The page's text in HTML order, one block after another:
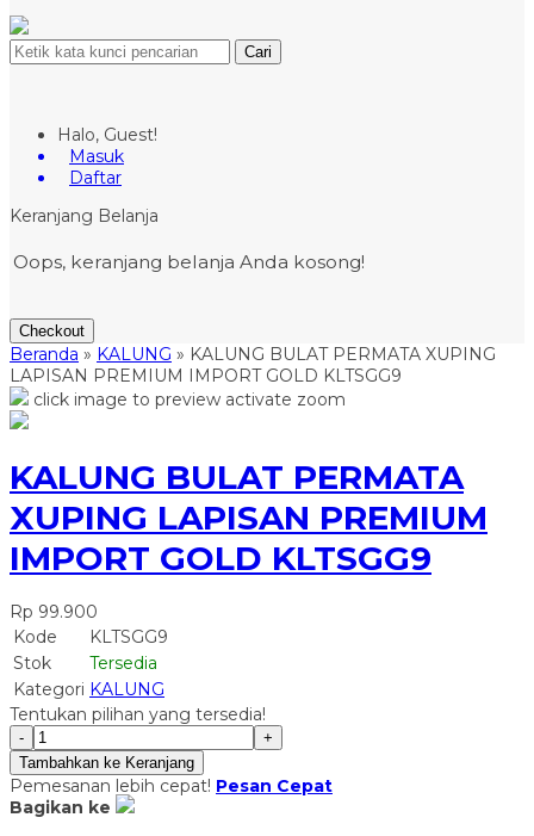
Cari
Halo, Guest!
Masuk
Daftar
Keranjang Belanja
Oops, keranjang belanja Anda kosong!
Checkout
Beranda » KALUNG » KALUNG BULAT PERMATA XUPING
LAPISAN PREMIUM IMPORT GOLD KLTSGG9
click image to preview activate zoom
KALUNG BULAT PERMATA
XUPING LAPISAN PREMIUM
IMPORT GOLD KLTSGG9
Rp 99.900
Kode
KLTSGG9
Stok
Tersedia
Kategori KALUNG
Tentukan pilihan yang tersedia!
-
+
Tambahkan ke Keranjang
Pemesanan lebih cepat! Pesan Cepat
Bagikan ke